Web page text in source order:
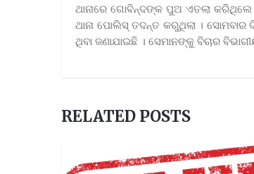
ଥାନାରେ ଗୋବିନ୍ଦଙ୍କ ପୁଅ ଏତଲା
ଥାନା ପୋଲିସ୍ ତଦନ୍ତ କରୁଥିଲା ।
ଥିବା ଜଣାଯାଇଛି । ସେମାନଙ୍କୁ ବିଚାର
RELATED POSTS